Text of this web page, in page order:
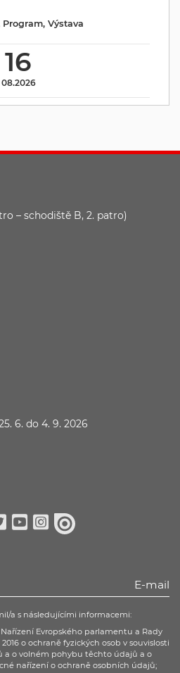
16
08.2026
Program, Výstava
– schodiště B, 2. patro)
6. do 4. 9. 2026
a s následujícími informacemi:
Nařízení Evropského parlamentu a Rady
o ochraně fyzických osob v souvislosti
a o volném pohybu těchto údajů a o
nařízení o ochraně osobních údajů;